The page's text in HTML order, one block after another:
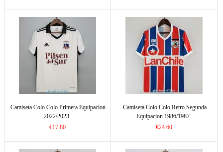
Camiseta Colo Colo Primera Equipacion
2022/2023
€17.80
Camiseta Colo Colo Retro Segunda
Equipacion 1986/1987
€24.60